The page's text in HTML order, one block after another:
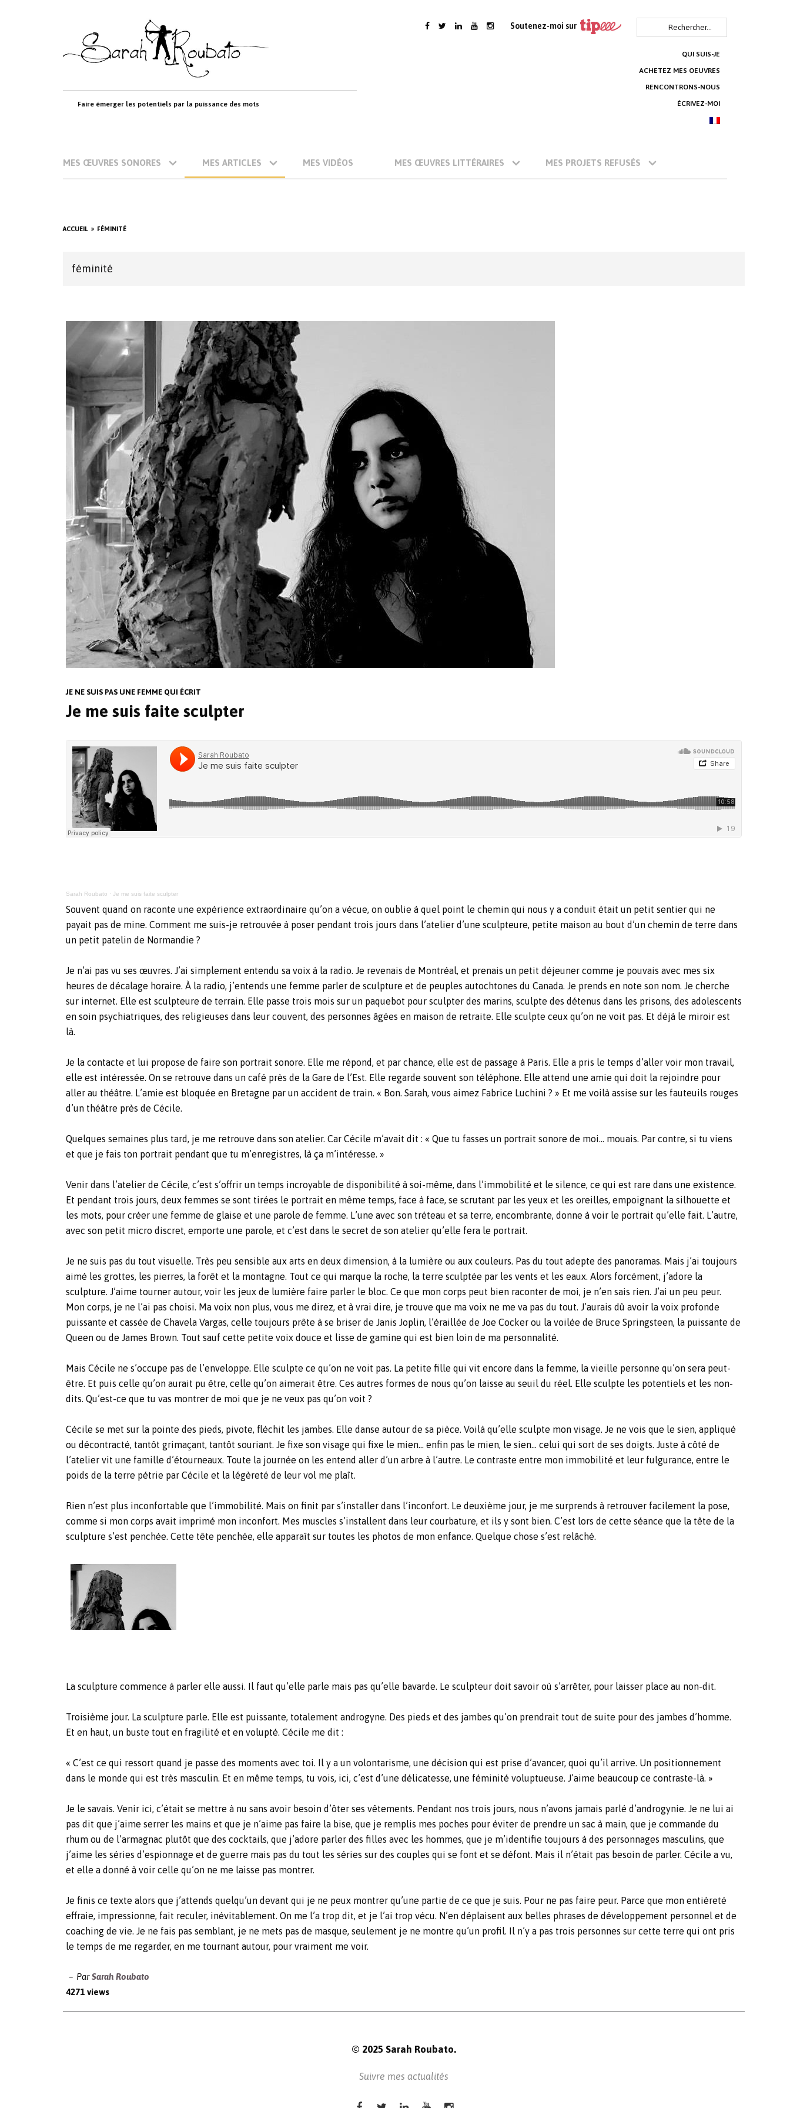
content
Faire émerger les potentiels par la puissance des mots
Soutenez-moi sur Rechercher :
QUI SUIS-JE
ACHETEZ MES OEUVRES
RENCONTRONS-NOUS
ÉCRIVEZ-MOI
MES ŒUVRES SONORES MES ARTICLES MES VIDÉOS MES ŒUVRES LITTÉRAIRES MES PROJETS REFUSÉS
ACCUEIL FÉMINITÉ
féminité
JE NE SUIS PAS UNE FEMME QUI ÉCRIT
Je me suis faite sculpter
Sarah Roubato · Je me suis faite sculpter
Souvent quand on raconte une expérience extraordinaire qu’on a vécue, on oublie à quel point le chemin qui nous y a conduit était un petit sentier qui ne
payait pas de mine. Comment me suis-je retrouvée à poser pendant trois jours dans l’atelier d’une sculpteure, petite maison au bout d’un chemin de terre dans
un petit patelin de Normandie ?
Je n’ai pas vu ses œuvres. J’ai simplement entendu sa voix à la radio. Je revenais de Montréal, et prenais un petit déjeuner comme je pouvais avec mes six
heures de décalage horaire. À la radio, j’entends une femme parler de sculpture et de peuples autochtones du Canada. Je prends en note son nom. Je cherche
sur internet. Elle est sculpteure de terrain. Elle passe trois mois sur un paquebot pour sculpter des marins, sculpte des détenus dans les prisons, des adolescents
en soin psychiatriques, des religieuses dans leur couvent, des personnes âgées en maison de retraite. Elle sculpte ceux qu’on ne voit pas. Et déjà le miroir est
là.
Je la contacte et lui propose de faire son portrait sonore. Elle me répond, et par chance, elle est de passage à Paris. Elle a pris le temps d’aller voir mon travail,
elle est intéressée. On se retrouve dans un café près de la Gare de l’Est. Elle regarde souvent son téléphone. Elle attend une amie qui doit la rejoindre pour
aller au théâtre. L’amie est bloquée en Bretagne par un accident de train. « Bon. Sarah, vous aimez Fabrice Luchini ? » Et me voilà assise sur les fauteuils rouges
d’un théâtre près de Cécile.
Quelques semaines plus tard, je me retrouve dans son atelier. Car Cécile m’avait dit : « Que tu fasses un portrait sonore de moi… mouais. Par contre, si tu viens
et que je fais ton portrait pendant que tu m’enregistres, là ça m’intéresse. »
Venir dans l’atelier de Cécile, c’est s’offrir un temps incroyable de disponibilité à soi-même, dans l’immobilité et le silence, ce qui est rare dans une existence.
Et pendant trois jours, deux femmes se sont tirées le portrait en même temps, face à face, se scrutant par les yeux et les oreilles, empoignant la silhouette et
les mots, pour créer une femme de glaise et une parole de femme. L’une avec son tréteau et sa terre, encombrante, donne à voir le portrait qu’elle fait. L’autre,
avec son petit micro discret, emporte une parole, et c’est dans le secret de son atelier qu’elle fera le portrait.
Je ne suis pas du tout visuelle. Très peu sensible aux arts en deux dimension, à la lumière ou aux couleurs. Pas du tout adepte des panoramas. Mais j’ai toujours
aimé les grottes, les pierres, la forêt et la montagne. Tout ce qui marque la roche, la terre sculptée par les vents et les eaux. Alors forcément, j’adore la
sculpture. J’aime tourner autour, voir les jeux de lumière faire parler le bloc. Ce que mon corps peut bien raconter de moi, je n’en sais rien. J’ai un peu peur.
Mon corps, je ne l’ai pas choisi. Ma voix non plus, vous me direz, et à vrai dire, je trouve que ma voix ne me va pas du tout. J’aurais dû avoir la voix profonde
puissante et cassée de Chavela Vargas, celle toujours prête à se briser de Janis Joplin, l’éraillée de Joe Cocker ou la voilée de Bruce Springsteen, la puissante de
Queen ou de James Brown. Tout sauf cette petite voix douce et lisse de gamine qui est bien loin de ma personnalité.
Mais Cécile ne s’occupe pas de l’enveloppe. Elle sculpte ce qu’on ne voit pas. La petite fille qui vit encore dans la femme, la vieille personne qu’on sera peut-
être. Et puis celle qu’on aurait pu être, celle qu’on aimerait être. Ces autres formes de nous qu’on laisse au seuil du réel. Elle sculpte les potentiels et les non-
dits. Qu’est-ce que tu vas montrer de moi que je ne veux pas qu’on voit ?
Cécile se met sur la pointe des pieds, pivote, fléchit les jambes. Elle danse autour de sa pièce. Voilà qu’elle sculpte mon visage. Je ne vois que le sien, appliqué
ou décontracté, tantôt grimaçant, tantôt souriant. Je fixe son visage qui fixe le mien… enfin pas le mien, le sien… celui qui sort de ses doigts. Juste à côté de
l’atelier vit une famille d’étourneaux. Toute la journée on les entend aller d’un arbre à l’autre. Le contraste entre mon immobilité et leur fulgurance, entre le
poids de la terre pétrie par Cécile et la légèreté de leur vol me plaît.
Rien n’est plus inconfortable que l’immobilité. Mais on finit par s’installer dans l’inconfort. Le deuxième jour, je me surprends à retrouver facilement la pose,
comme si mon corps avait imprimé mon inconfort. Mes muscles s’installent dans leur courbature, et ils y sont bien. C’est lors de cette séance que la tête de la
sculpture s’est penchée. Cette tête penchée, elle apparaît sur toutes les photos de mon enfance. Quelque chose s’est relâché.
La sculpture commence à parler elle aussi. Il faut qu’elle parle mais pas qu’elle bavarde. Le sculpteur doit savoir où s’arrêter, pour laisser place au non-dit.
Troisième jour. La sculpture parle. Elle est puissante, totalement androgyne. Des pieds et des jambes qu’on prendrait tout de suite pour des jambes d’homme.
Et en haut, un buste tout en fragilité et en volupté. Cécile me dit :
« C’est ce qui ressort quand je passe des moments avec toi. Il y a un volontarisme, une décision qui est prise d’avancer, quoi qu’il arrive. Un positionnement
dans le monde qui est très masculin. Et en même temps, tu vois, ici, c’est d’une délicatesse, une féminité voluptueuse. J’aime beaucoup ce contraste-là. »
Je le savais. Venir ici, c’était se mettre à nu sans avoir besoin d’ôter ses vêtements. Pendant nos trois jours, nous n’avons jamais parlé d’androgynie. Je ne lui ai
pas dit que j’aime serrer les mains et que je n’aime pas faire la bise, que je remplis mes poches pour éviter de prendre un sac à main, que je commande du
rhum ou de l’armagnac plutôt que des cocktails, que j’adore parler des filles avec les hommes, que je m’identifie toujours à des personnages masculins, que
j’aime les séries d’espionnage et de guerre mais pas du tout les séries sur des couples qui se font et se défont. Mais il n’était pas besoin de parler. Cécile a vu,
et elle a donné à voir celle qu’on ne me laisse pas montrer.
Je finis ce texte alors que j’attends quelqu’un devant qui je ne peux montrer qu’une partie de ce que je suis. Pour ne pas faire peur. Parce que mon entièreté
effraie, impressionne, fait reculer, inévitablement. On me l’a trop dit, et je l’ai trop vécu. N’en déplaisent aux belles phrases de développement personnel et de
coaching de vie. Je ne fais pas semblant, je ne mets pas de masque, seulement je ne montre qu’un profil. Il n’y a pas trois personnes sur cette terre qui ont pris
le temps de me regarder, en me tournant autour, pour vraiment me voir.
ParSarah Roubato
4271 views
© 2025 Sarah Roubato.
Suivre mes actualités